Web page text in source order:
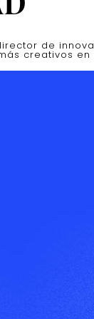
de
creativos